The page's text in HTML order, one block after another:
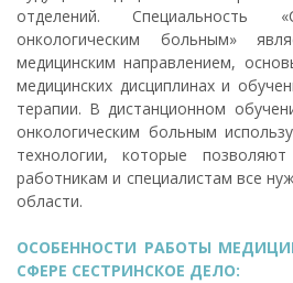
отделений. Специальность
онкологическим больным»
медицинским направлением,
медицинских дисциплинах и
терапии. В дистанционном
онкологическим больным
технологии, которые
работникам и специалистам все
области.
ОСОБЕННОСТИ РАБОТЫ
СФЕРЕ СЕСТРИНСКОЕ ДЕЛО: